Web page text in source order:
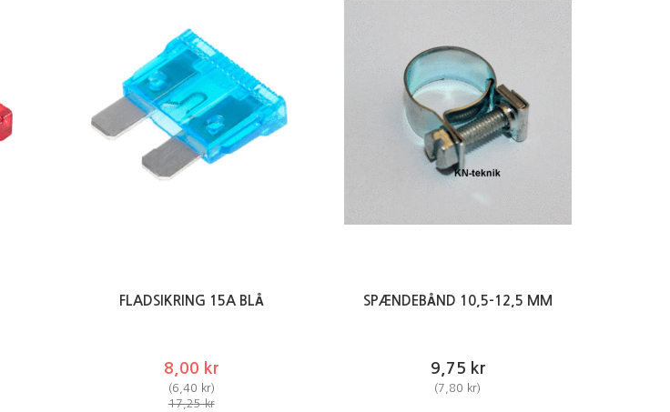
FLADSIKRING 15A BLÅ
8,00 kr
(6,40 kr)
17,25 kr
SPÆNDEBÅND 10,5-12,5 MM
9,75 kr
(7,80 kr)